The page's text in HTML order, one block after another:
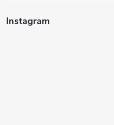
Instagram